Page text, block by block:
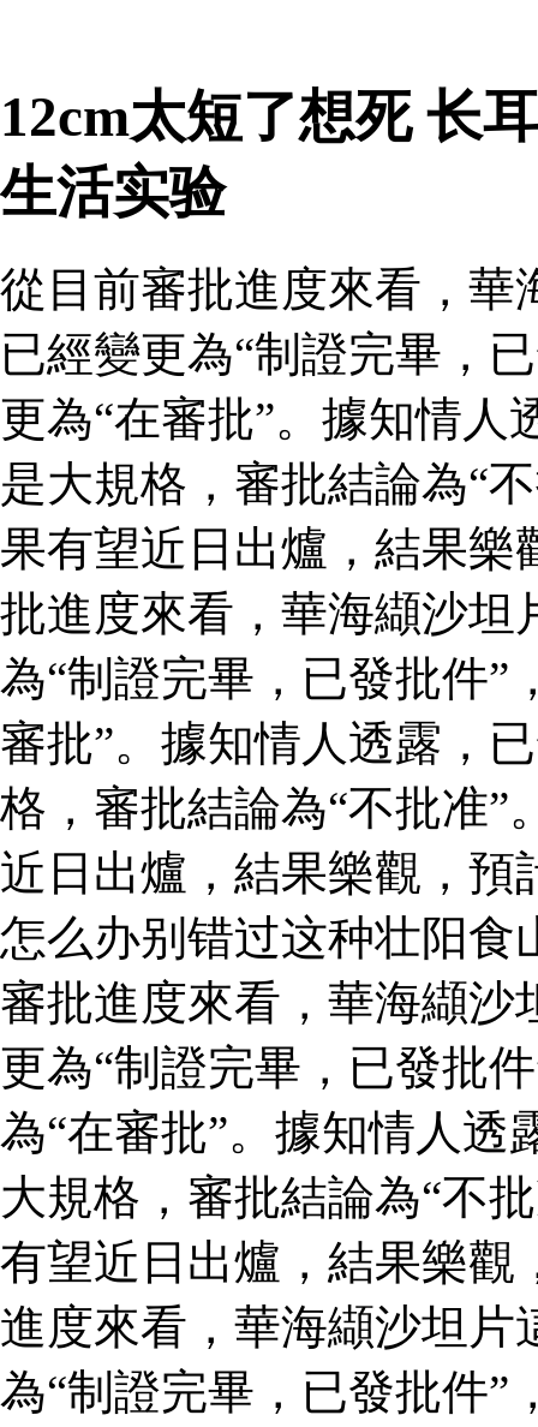
12cm太短了想死 长
生活实验
從目前審批進度來看，華
已經變更為“制證完畢，
更為“在審批”。據知情
是大規格，審批結論為“
果有望近日出爐，結果樂
批進度來看，華海纈沙坦
為“制證完畢，已發批件”
審批”。據知情人透露，
格，審批結論為“不批准”
近日出爐，結果樂觀，預
怎么办别错过这种壮阳
審批進度來看，華海纈沙
更為“制證完畢，已發批
為“在審批”。據知情人透
大規格，審批結論為“不
有望近日出爐，結果樂觀
進度來看，華海纈沙坦片
為“制證完畢，已發批件”